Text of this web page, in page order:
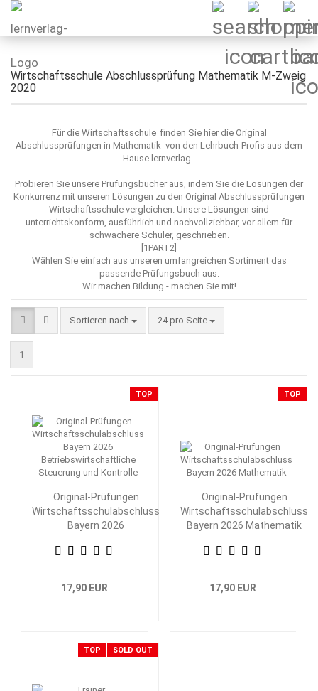
Wirtschaftsschule Abschlussprüfung Mathematik M-Zweig
2020
Für die Wirtschaftsschule finden Sie hier die Original
Abschlussprüfungen in Mathematik von den Lehrbuch-Profis aus dem
Hause lernverlag.
Probieren Sie unsere Prüfungsbücher aus, indem Sie die Lösungen der
Konkurrenz mit unseren Lösungen zu den Original Abschlussprüfungen
Wirtschaftsschule vergleichen. Unsere Lösungen sind
unterrichtskonform, ausführlich und nachvollziehbar, vor allem für
schwächere Schüler, geschrieben.
[1PART2]
Wählen Sie einfach aus unseren umfangreichen Sortiment das
passende Prüfungsbuch aus.
Wir machen Bildung - machen Sie mit!
Sortieren nach
Sortieren nach 24 pro Seite
pro Seite
1
TOP
Original-Prüfungen
Wirtschaftsschulabschluss
Bayern 2026
Steuerung und Kontrolle
17,90 EUR
TOP
Original-Prüfungen
Wirtschaftsschulabschluss
Bayern 2026 Mathematik
17,90 EUR
TOP SOLD OUT